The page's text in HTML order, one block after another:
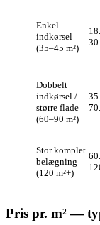
Enkel
indkørsel
(35–45 m²)
Dobbelt
indkørsel /
større flade
(60–90 m²)
Stor komplet
belægning
(120 m²+)
Pris pr. m² —